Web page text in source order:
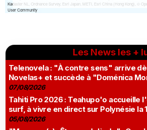
Les News les +
Telenovela : "À contre sens" arrive
Novelas+ et succède à "Doménica
07/08/2026
Tahiti Pro 2026 : Teahupo'o accueille
surf, à vivre en direct sur Polynésie la
05/08/2026